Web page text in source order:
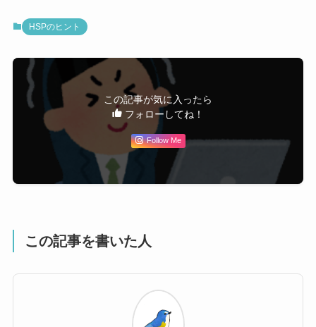
HSPのヒント
この記事が気に入ったら
フォローしてね！
Follow Me
この記事を書いた人